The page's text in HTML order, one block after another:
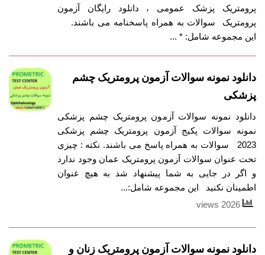
پرومتریک پزشک عمومی ، دانلود رایگان آزمون
پرومتریک سوالات به همراه پاسخنامه می باشند.
این مجموعه شامل: * ...
دانلود نمونه سوالات آزمون پرومتریک چشم
پزشکی
دانلود نمونه سوالات آزمون پرومتریک چشم پزشکی
نمونه سوالات پکیج آزمون پرومتریک چشم پزشکی
2023 سوالات به همراه پاسخ می باشند. نکته : چیزی
تحت عنوان سوالات آزمون پرومتریک عمان وجود ندارد
و اگر در جایی به شما پیشنهاد شد به هیچ عنوان
اطمینان نکنید این مجموعه شامل:...
دانلود نمونه سوالات آزمون پرومتریک زنان و